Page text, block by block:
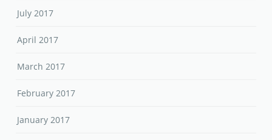
July 2017
April 2017
March 2017
February 2017
January 2017